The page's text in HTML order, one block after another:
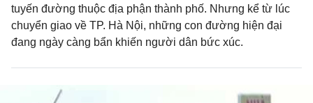
tuyến đường thuộc địa phận thành phố. Nhưng kể từ lúc
chuyển giao về TP. Hà Nội, những con đường hiện đại
đang ngày càng bẩn khiến người dân bức xúc.